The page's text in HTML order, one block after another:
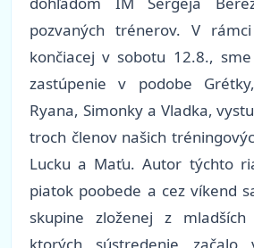
pozvaných trénerov. V
končiacej v sobotu 12.8.,
zastúpenie v podobe
Ryana, Simonky a Vladka,
troch členov našich
Lucku a Maťu. Autor týchto
piatok poobede a cez víkend
skupine zloženej z mladších